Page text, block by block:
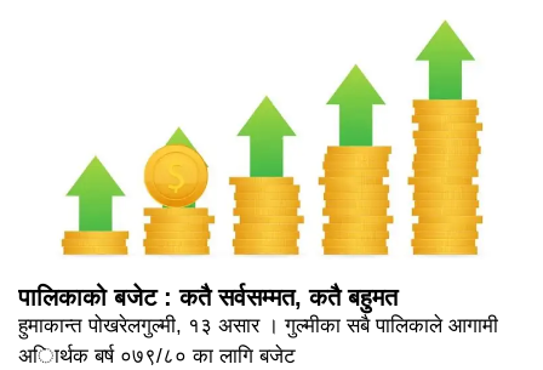
पालिकाको बजेट : कतै सर्वसम्मत, कतै बहुमत
हुमाकान्त पोखरेलगुल्मी, १३ असार । गुल्मीका सबै पालिकाले आगामी
अािर्थक बर्ष ०७९/८० का लागि बजेट